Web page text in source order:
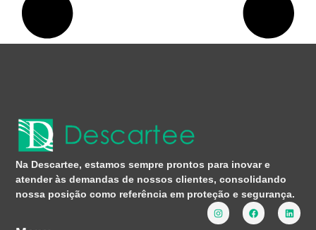
Na Descartee, estamos sempre prontos para inovar e
atender às demandas de nossos clientes, consolidando
nossa posição como referência em proteção e segurança.